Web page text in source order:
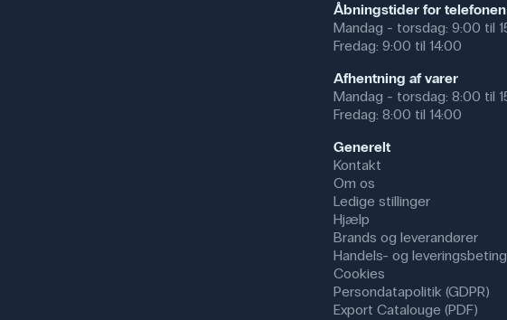
Åbningstider for telefonen
Mandag - torsdag: 9:00 til
Fredag: 9:00 til 14:00
Afhentning af varer
Mandag - torsdag: 8:00 til
Fredag: 8:00 til 14:00
Generelt
Kontakt
Om os
Ledige stillinger
Hjælp
Brands og leverandører
Handels- og
Cookies
Persondatapolitik (GDPR)
Export Catalouge (PDF)